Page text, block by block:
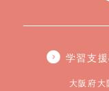
学習支
大阪府